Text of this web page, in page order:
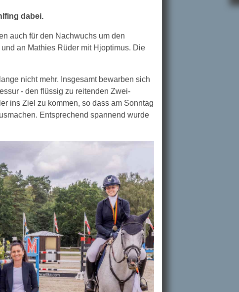
dabei.
auch für den Nachwuchs um den
an Mathies Rüder mit Hjoptimus. Die
lange nicht mehr. Insgesamt bewarben sich
- den flüssig zu reitenden Zwei-
ins Ziel zu kommen, so dass am Sonntag
Entsprechend spannend wurde